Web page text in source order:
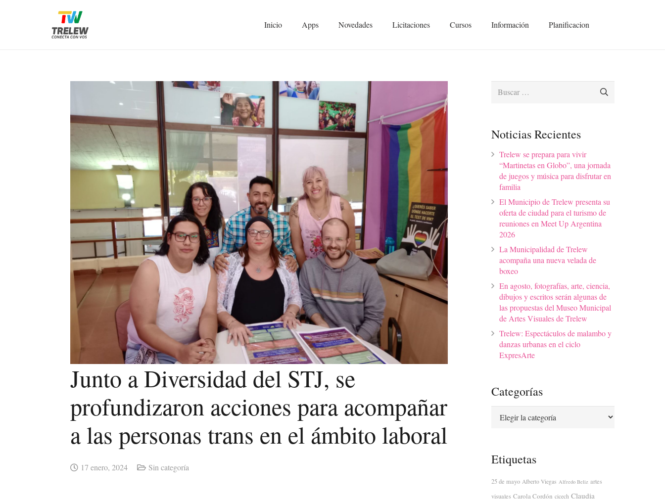
Inicio Apps Novedades Licitaciones Cursos Información Planificacion
Junto a Diversidad del STJ, se
profundizaron acciones para acompañar
a las personas trans en el ámbito laboral
17 enero, 2024 Sin categoría
Buscar:
Noticias Recientes
Trelew se prepara para vivir
“Martinetas en Globo”, una jornada
de juegos y música para disfrutar en
familia
El Municipio de Trelew presenta su
oferta de ciudad para el turismo de
reuniones en Meet Up Argentina
2026
La Municipalidad de Trelew
acompaña una nueva velada de
boxeo
En agosto, fotografías, arte, ciencia,
dibujos y escritos serán algunas de
las propuestas del Museo Municipal
de Artes Visuales de Trelew
Trelew: Espectáculos de malambo y
danzas urbanas en el ciclo
ExpresArte
Categorías
Etiquetas
25 de mayo Alberto Viegas Alfredo Beliz artes
visuales Carola Cordón cicech Claudia